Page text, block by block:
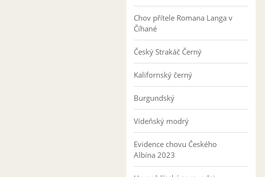
Chov přítele Romana Langa v
Číhané
Český Strakáč Černý
Kalifornský černý
Burgundský
Vídeňský modrý
Evidence chovu Českého
Albína 2023